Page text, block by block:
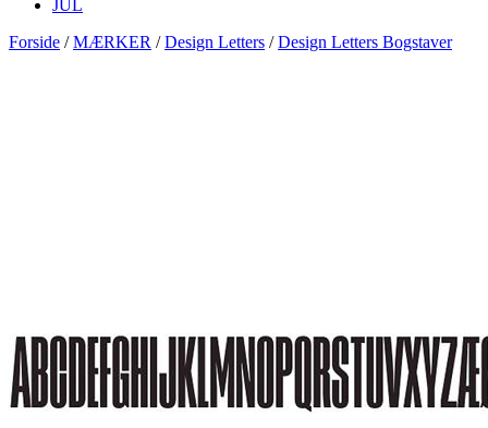
JUL
Forside /MÆRKER /Design Letters /Design Letters Bogstaver